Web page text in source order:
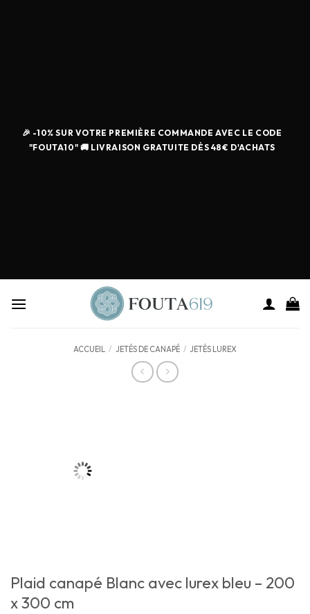
🎉 -10% SUR VOTRE PREMIÈRE COMMANDE AVEC LE CODE
"FOUTA10" 🚚 LIVRAISON GRATUITE DÈS 48€ D'ACHATS
ACCUEIL / JETÉS DE CANAPÉ / JETÉS LUREX
Plaid canapé Blanc avec lurex bleu – 200
x 300 cm